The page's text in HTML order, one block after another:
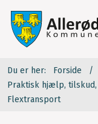
Du er her: Forside
Praktisk hjælp,
Flextransport